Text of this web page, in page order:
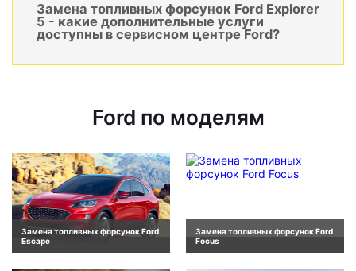
Замена топливных форсунок Ford Explorer
5 - какие дополнительные услуги
доступны в сервисном центре Ford?
Ford по моделям
Замена топливных форсунок Ford
Escape
Замена топливных форсунок Ford
Focus